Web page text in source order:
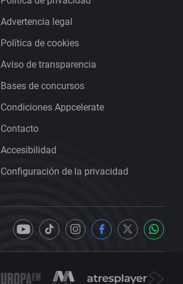
Advertencia legal
Política de cookies
Aviso de transparencia
Bases de concursos
Condiciones Appcelerate
Contacto
Accesibilidad
Configuración de la privacidad